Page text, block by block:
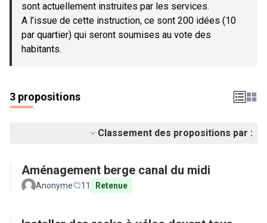
sont actuellement instruites par les services.
A l’issue de cette instruction, ce sont 200 idées (10
par quartier) qui seront soumises au vote des
habitants.
3 propositions
Classement des propositions par :
Aménagement berge canal du midi
Anonyme 11 Retenue